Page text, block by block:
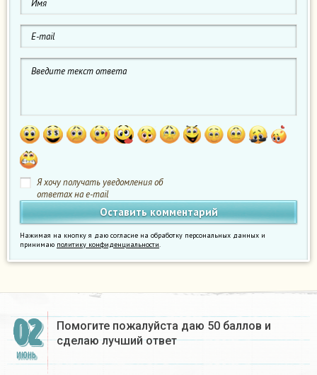
Я хочу получать уведомления об
ответах на e-mail
Нажимая на кнопку я даю согласие на обработку персональных данных и
принимаю политику конфиденциальности.
02
ИЮНЬ
Помогите пожалуйста даю 50 баллов и
сделаю лучший ответ ​